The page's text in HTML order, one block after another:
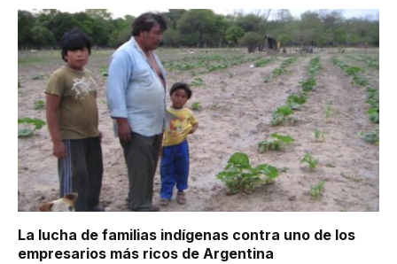
La lucha de familias indígenas contra uno de los
empresarios más ricos de Argentina